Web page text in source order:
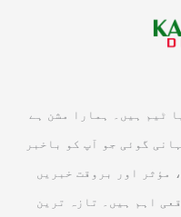
ٹیم ہیں۔ ہمارا مشن ہے
گوئی جو آپ کو باخبر
مؤثر اور بروقت خبریں
اہم ہیں۔ تازہ ترین